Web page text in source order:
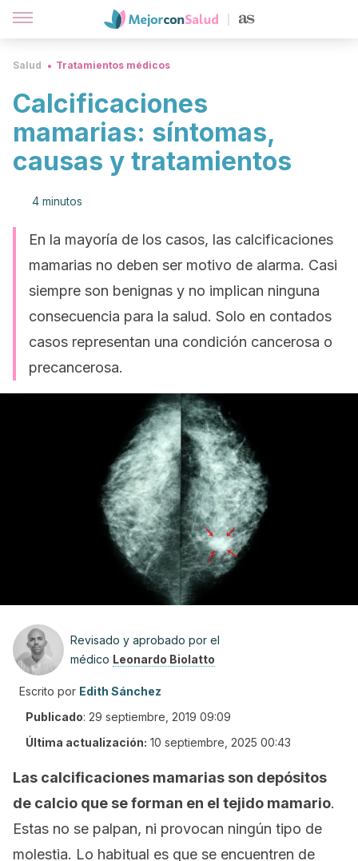
Salud Tratamientos médicos
Calcificaciones
mamarias: síntomas,
causas y tratamientos
4 minutos
En la mayoría de los casos, las calcificaciones
mamarias no deben ser motivo de alarma. Casi
siempre son benignas y no implican ninguna
consecuencia para la salud. Solo en contados
casos representan una condición cancerosa o
precancerosa.
Revisado y aprobado por el
médico Leonardo Biolatto
Escrito por Edith Sánchez
Publicado: 29 septiembre, 2019 09:09
Última actualización: 10 septiembre, 2025 00:43
Las calcificaciones mamarias son depósitos
de calcio que se forman en el tejido mamario.
Estas no se palpan, ni provocan ningún tipo de
molestia. Lo habitual es que se encuentren de